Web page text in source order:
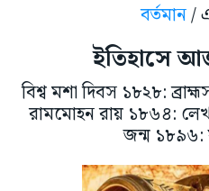
বর্তমান/
ইতিহাসে
বিশ্ব মশা দিবস ১৮২৮:
রামমোহন রায় ১৮৬৪:
জন্ম ১৮৯৬: